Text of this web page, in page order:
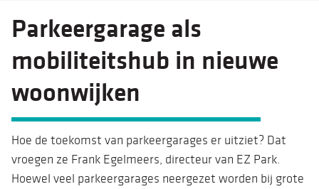
Parkeergarage als
mobiliteitshub in nieuwe
woonwijken
Hoe de toekomst van parkeergarages er uitziet? Dat
vroegen ze Frank Egelmeers, directeur van EZ Park.
Hoewel veel parkeergarages neergezet worden bij grote